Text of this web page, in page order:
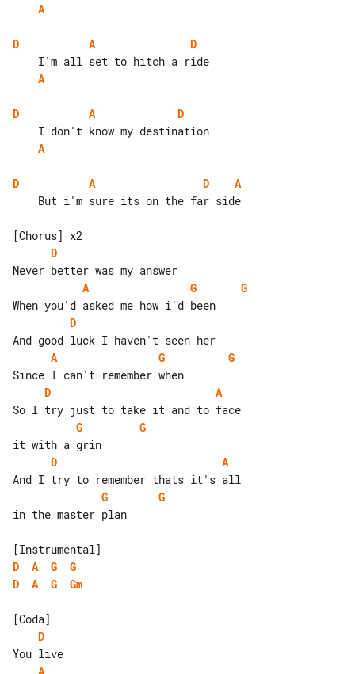
A
D A
D
A
D A
D
A
D A D
A
D
A
G
G
D
A
G
G
D
A
G
G
D
A
G
G
in the master plan
D
A G
G
D
A G Gm
D